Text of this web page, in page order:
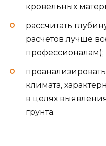
кровельных
рассчитать
расчетов лучше
профессионалам);
климата,
в целях
грунта.